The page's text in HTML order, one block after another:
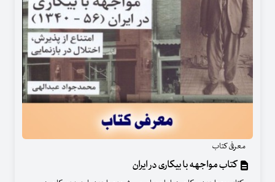
معرفی کتاب
کتاب مواجهه با بیکاری در ایران